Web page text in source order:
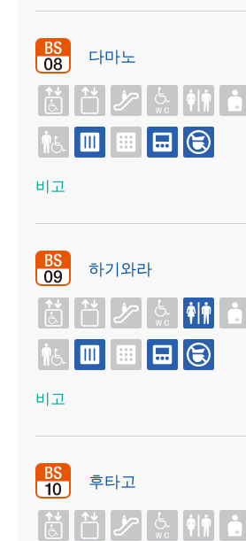
다마노
비고
하기와라
비고
후타고